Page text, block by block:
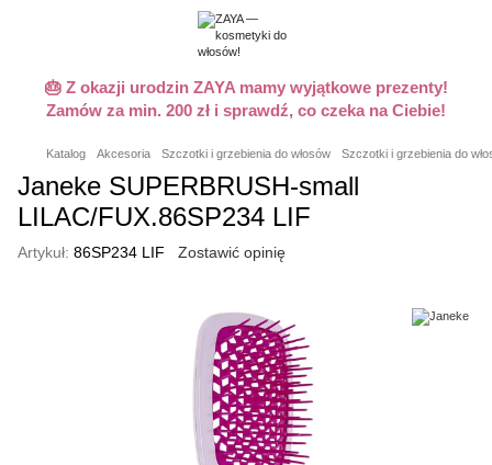
🎂 Z okazji urodzin ZAYA mamy wyjątkowe prezenty!
Zamów za min. 200 zł i sprawdź, co czeka na Ciebie!
Katalog Akcesoria Szczotki i grzebienia do włosów Szczotki i grzebienia do
Janeke SUPERBRUSH-small
LILAC/FUX.86SP234 LIF
Artykuł: 86SP234 LIF Zostawić opinię